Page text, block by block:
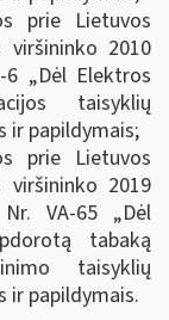
prie Lietuvos
viršininko 2010
„Dėl Elektros
taisyklių
ir papildymais;
prie Lietuvos
viršininko 2019
VA-65 „Dėl
tabaką
taisyklių
ir papildymais.